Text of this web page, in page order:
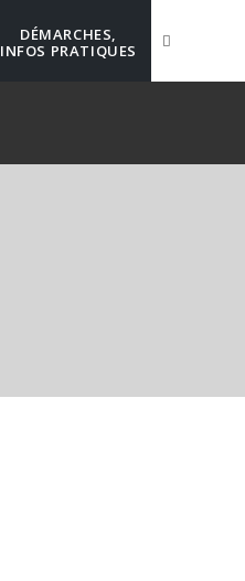
DÉMARCHES,
INFOS PRATIQUES